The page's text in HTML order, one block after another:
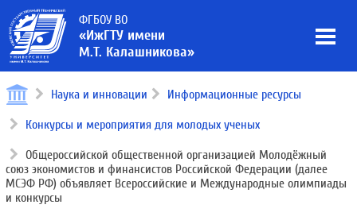
ФГБОУ ВО
«ИжГТУ имени
М.Т. Калашникова»
Наука и инновации Информационные ресурсы
Конкурсы и мероприятия для молодых ученых
Общероссийской общественной организацией Молодёжный
союз экономистов и финансистов Российской Федерации (далее
МСЭФ РФ) объявляет Всероссийские и Международные олимпиады
и конкурсы